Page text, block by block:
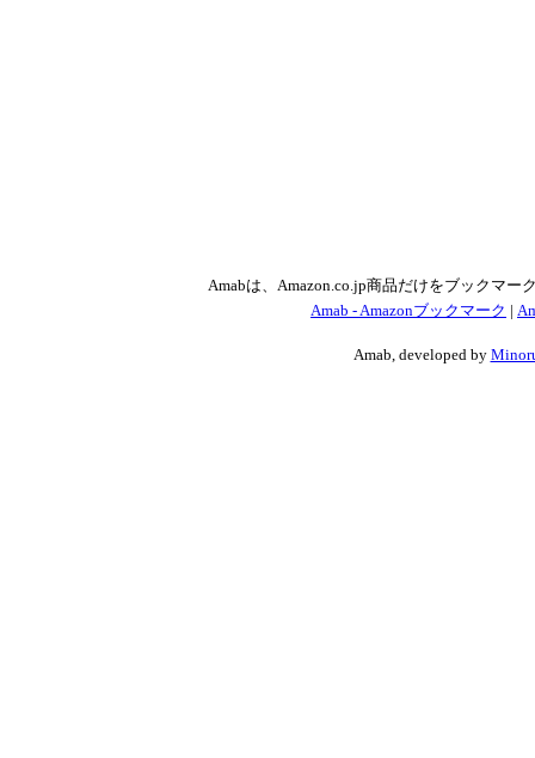
Amabは、Amazon.co.jp商品だけをブックマー
Amab - Amazonブックマーク
Amab, developed by